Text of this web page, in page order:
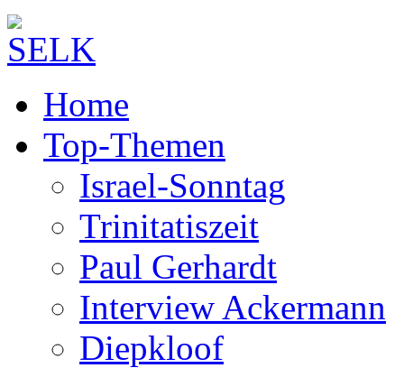
Home
Top-Themen
Israel-Sonntag
Trinitatiszeit
Paul Gerhardt
Interview Ackermann
Diepkloof